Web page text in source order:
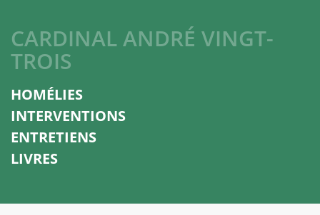
CARDINAL ANDRÉ VINGT-
TROIS
HOMÉLIES
INTERVENTIONS
ENTRETIENS
LIVRES